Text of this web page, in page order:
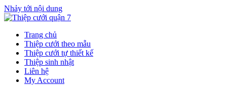
Nhảy tới nội dung
Trang chủ
Thiệp cưới theo mẫu
Thiệp cưới tự thiết kế
Thiệp sinh nhật
Liên hệ
My Account